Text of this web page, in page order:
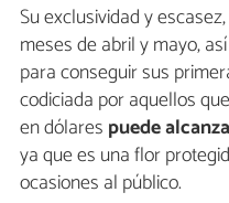
Su exclusividad y
meses de abril y mayo,
para conseguir sus
codiciada por aquellos
en dólares puede
ya que es una flor
ocasiones al público.